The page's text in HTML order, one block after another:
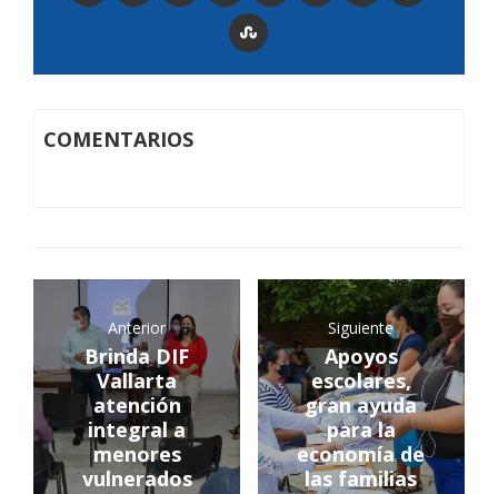
COMENTARIOS
Anterior
Brinda DIF
Vallarta
atención
integral a
menores
vulnerados
Siguiente
Apoyos
escolares,
gran ayuda
para la
economía de
las familias